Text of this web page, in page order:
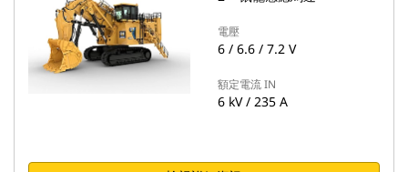
電壓
6 / 6.6 / 7.2 V
額定電流 IN
6 kV / 235 A